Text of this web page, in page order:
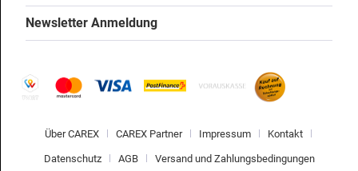
Newsletter Anmeldung
Über CAREX CAREX Partner Impressum Kontakt
Datenschutz AGB Versand und Zahlungsbedingungen